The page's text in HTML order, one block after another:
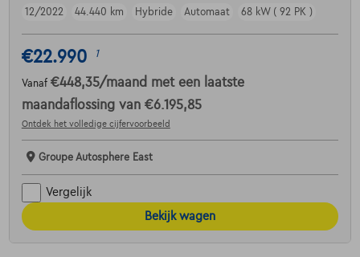
12/2022 44.440 km Hybride Automaat 68 kW ( 92 PK )
€22.990 1
Vanaf €448,35/maand met een laatste
maandaflossing van €6.195,85
Ontdek het volledige cijfervoorbeeld
Groupe Autosphere East
Vergelijk
Bekijk wagen